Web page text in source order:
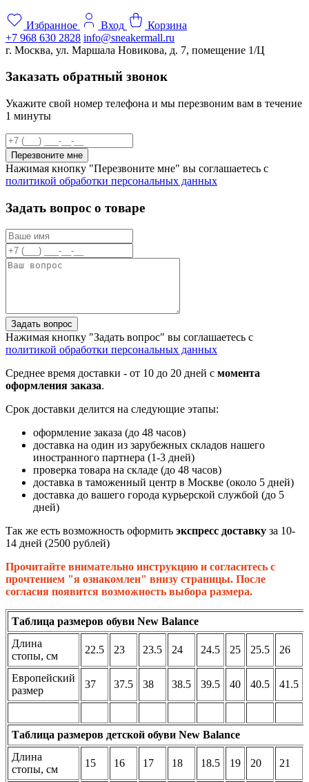
Избранное Вход
Корзина
+7 968 630 2828 info@sneakermall.ru
г. Москва, ул. Маршала Новикова, д. 7, помещение 1/Ц
Заказать обратный звонок
Укажите свой номер телефона и мы перезвоним вам в течение
1 минуты
Перезвоните мне
Нажимая кнопку "Перезвоните мне" вы соглашаетесь с
политикой обработки персональных данных
Задать вопрос о товаре
Задать вопрос
Нажимая кнопку "Задать вопрос" вы соглашаетесь с
политикой обработки персональных данных
Среднее время доставки - от 10 до 20 дней с момента
оформления заказа.
Срок доставки делится на следующие этапы:
оформление заказа (до 48 часов)
доставка на один из зарубежных складов нашего
иностранного партнера (1-3 дней)
проверка товара на складе (до 48 часов)
доставка в таможенный центр в Москве (около 5 дней)
доставка до вашего города курьерской службой (до 5
дней)
Так же есть возможность оформить экспресс доставку за 10-
14 дней (2500 рублей)
Прочитайте внимательно инструкцию и согласитесь с
прочтением "я ознакомлен" внизу страницы. После
согласия появится возможность выбора размера.
Таблица размеров обуви New Balance
Длина
стопы, см
22.5 23 23.5 24 24.5 25 25.5 26
Европейский
размер
37 37.5 38 38.5 39.5 40 40.5 41.5
Таблица размеров детской обуви New Balance
Длина
стопы, см
15 16 17 18 18.5 19 20 21